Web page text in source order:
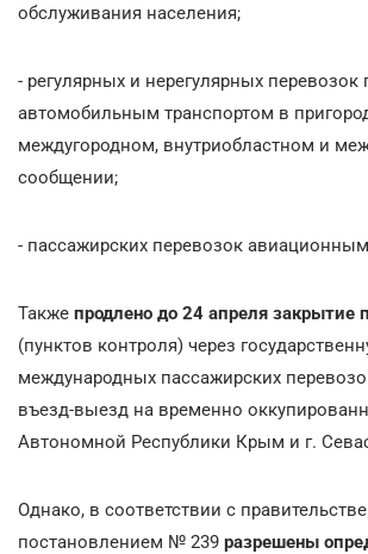
обслуживания населения;
- регулярных и нерегулярных перевозок
автомобильным транспортом в
междугородном, внутриобластном и
сообщении;
- пассажирских перевозок
Также продлено до 24 апреля закрытие
(пунктов контроля) через
международных пассажирских
въезд-выезд на временно
Автономной Республики Крым и г.
Однако, в соответствии с
постановлением № 239 разрешены